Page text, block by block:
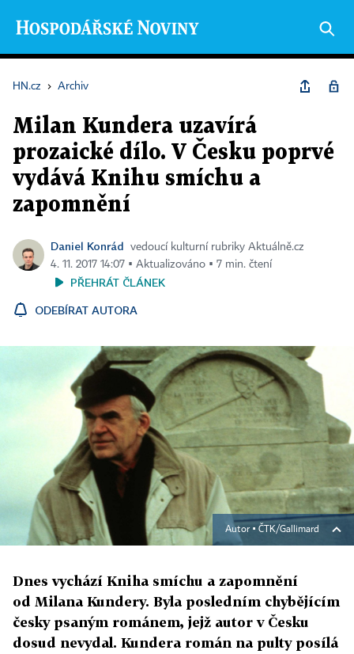
HN.cz › Archiv
Milan Kundera uzavírá
prozaické dílo. V Česku poprvé
vydává Knihu smíchu a
zapomnění
Daniel Konrád
vedoucí kulturní rubriky Aktuálně.cz
4. 11. 2017 14:07 ▪ Aktualizováno ▪ 7 min. čtení
PŘEHRÁT ČLÁNEK
ODEBÍRAT AUTORA
Autor ▪ ČTK/Gallimard
Dnes vychází Kniha smíchu a zapomnění
od Milana Kundery. Byla posledním chybějícím
česky psaným románem, jejž autor v Česku
dosud nevydal. Kundera román na pulty posílá